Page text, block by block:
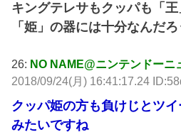
キングテレサもクッパも「王
「姫」の器には十分なんだろ
26: NO NAME@ニンテンドーニ
2018/09/24(月) 16:41:17.24
クッパ姫の方も負けじとツ
みたいですね